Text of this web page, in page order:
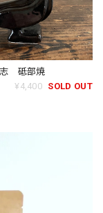
砥部焼
¥4,400 SOLD OUT